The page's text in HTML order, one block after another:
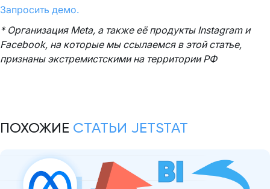
Запросить демо.
* Организация Meta, а также её продукты Instagram и
Facebook, на которые мы ссылаемся в этой статье,
признаны экстремистскими на территории РФ
ПОХОЖИЕ СТАТЬИ JETSTAT